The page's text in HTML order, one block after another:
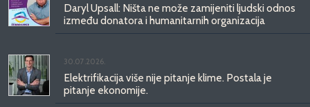
Daryl Upsall: Ništa ne može zamijeniti ljudski odnos
između donatora i humanitarnih organizacija
30.07.2026.
Elektrifikacija više nije pitanje klime. Postala je
pitanje ekonomije.